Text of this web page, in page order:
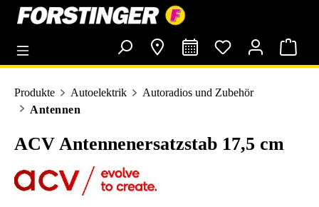
springen
Produkte Autoelektrik
Autoradios und Zubehör
Antennen
ACV Antennenersatzstab 17,5 cm